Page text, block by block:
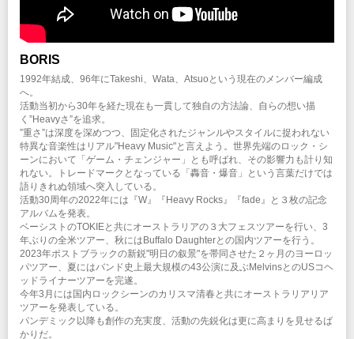
BORIS
1992年結成、96年にTakeshi、Wata、Atsuoという現在のメンバー編成
へ。
活動当初から30年を経た現在も一貫して独自の方法論、自らの想い描
く”Heavyさ”を追求。
”重さ”は深度を深めつつ、固定化されたジャンルやスタイルに捉われない
特異な音楽性はリアル"Heavy Music"と言えよう。世界先端のロック・シ
ーンにおいて「ゲーム・チェンジャー」とも呼ばれ、その影響力も計り知
れない。トレードマークとなっている「轟音・爆音」という言葉だけでは
語りきれぬ領域へ突入している。
活動30周年の2022年には『W』『Heavy Rocks』『fade』と３枚の記念
アルバムを発表。
ベーシストのTOKIEと共にオーストラリアの３大フェスツアーを行い、3
年ぶりの全米ツアー、秋にはBuffalo Daughterとの国内ツアーを行う。
2023年ポストブラックの新鋭"明日の叙景"を帯同させた２ヶ月のヨーロッ
パツアー、夏にはバンド史上最大規模の43公演に及ぶMelvinsとのUSコヘ
ッドライナーツアーを完遂。
今年3月には国内ロックシーンのカリスマ清春と共にオーストラリアリア
ツアーを発表している。
パンデミック以降も創作の充実度、活動の先鋭化は更に高まりを見せるば
かりだ。